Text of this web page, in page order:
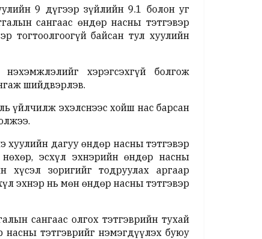
9 дүгээр зүйлийн 9.1 болон уг
сангаас өндөр насны тэтгэвэр
тогтоолгоогүй байсан тул хуулийн
хэрэгсэхгүй болгож
шийдвэрлэв.
үйлчилж эхэлснээс хойш нас барсан
хуулийн дагуу өндөр насны тэтгэвэр
эсхүл эхнэрийн өндөр насны
хүсэл зоригийг тодруулах аргаар
эхнэр нь мөн өндөр насны тэтгэвэр
сангаас олгох тэтгэврийн тухай
насны тэтгэврийг нэмэгдүүлэх буюу